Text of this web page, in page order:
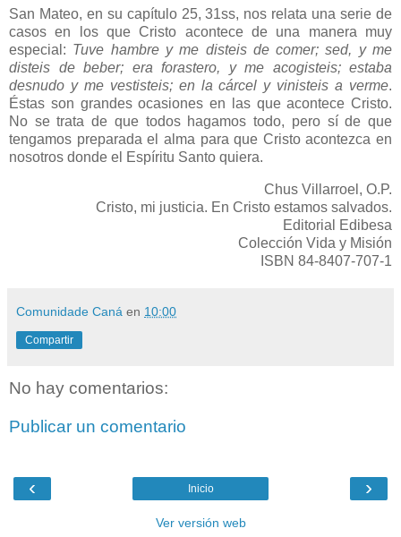
San Mateo, en su capítulo 25, 31ss, nos relata una serie de
casos en los que Cristo acontece de una manera muy
especial: Tuve hambre y me disteis de comer; sed, y me
disteis de beber; era forastero, y me acogisteis; estaba
desnudo y me vestisteis; en la cárcel y vinisteis a verme.
Éstas son grandes ocasiones en las que acontece Cristo.
No se trata de que todos hagamos todo, pero sí de que
tengamos preparada el alma para que Cristo acontezca en
nosotros donde el Espíritu Santo quiera.
Chus Villarroel, O.P.
Cristo, mi justicia. En Cristo estamos salvados.
Editorial Edibesa
Colección Vida y Misión
ISBN 84-8407-707-1
Comunidade Caná en 10:00
Compartir
No hay comentarios:
Publicar un comentario
‹ ›
Inicio
Ver versión web